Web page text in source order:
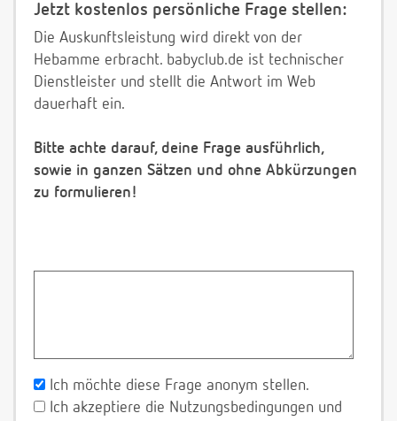
Jetzt kostenlos persönliche Frage stellen:
Die Auskunftsleistung wird direkt von der
Hebamme erbracht. babyclub.de ist technischer
Dienstleister und stellt die Antwort im Web
dauerhaft ein.
Bitte achte darauf, deine Frage ausführlich,
sowie in ganzen Sätzen und ohne Abkürzungen
zu formulieren!
Ich möchte diese Frage anonym stellen.
Ich akzeptiere die Nutzungsbedingungen und